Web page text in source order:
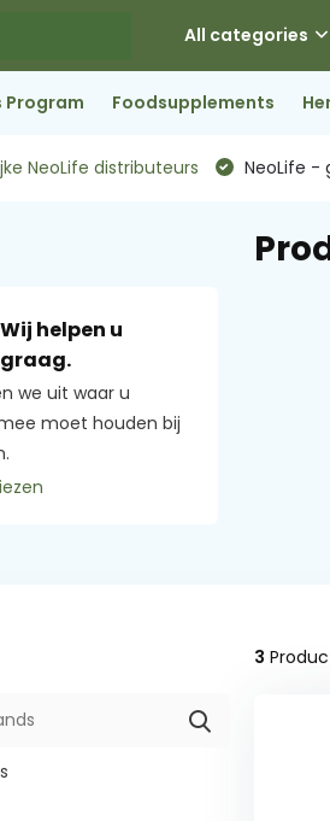
All categories
Program Foodsupplements
NeoLife distributeurs NeoLife -
Wij helpen u
graag.
we uit waar u
moet houden bij
3